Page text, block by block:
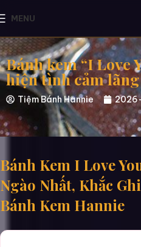
MENU
Bánh kem “I Love
hiện tình cảm
Tiệm Bánh Hannie
Bánh Kem I Love
Ngào Nhất, Khắc
Bánh Kem Hannie